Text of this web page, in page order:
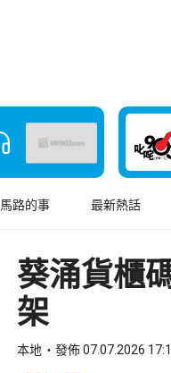
馬路的事 最新熱話
葵涌貨櫃
架
本地 發佈 07.07.2026